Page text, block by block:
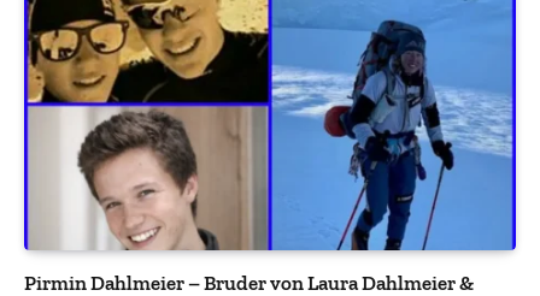
Pirmin Dahlmeier – Bruder von Laura Dahlmeier &